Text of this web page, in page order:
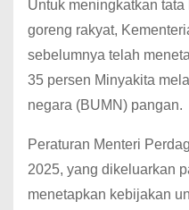
Untuk meningkatkan
goreng rakyat,
sebelumnya telah
35 persen Minyakita
negara (BUMN) pangan.
Peraturan Menteri
2025, yang dikeluarkan
menetapkan kebijakan